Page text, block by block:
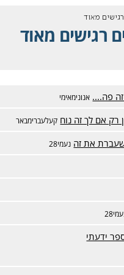
מאוד
רגישים מאוד
פה.... אנונימאימי
רק אם לך זה נוח קעלעברימבאר
את זה נעמי28
ידעתי